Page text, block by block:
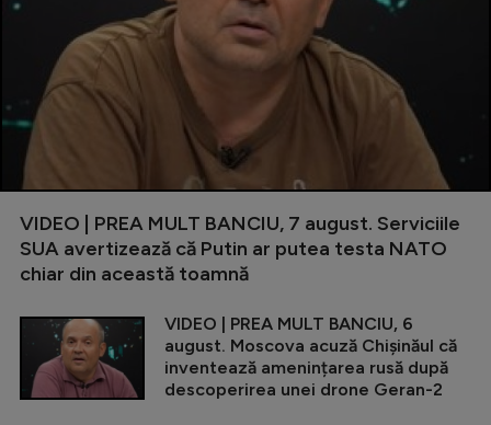
VIDEO | PREA MULT BANCIU, 7 august. Serviciile
SUA avertizează că Putin ar putea testa NATO
chiar din această toamnă
VIDEO | PREA MULT BANCIU, 6
august. Moscova acuză Chișinăul că
inventează amenințarea rusă după
descoperirea unei drone Geran-2